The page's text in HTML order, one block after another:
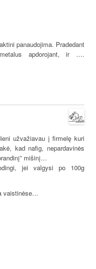
panaudojima. Pradedant
apdorojant, ir ….
užvažiavau į firmelę kuri
kad nafig, nepardavinės
mišinį…
jei valgysi po 100g
vaistinėse…